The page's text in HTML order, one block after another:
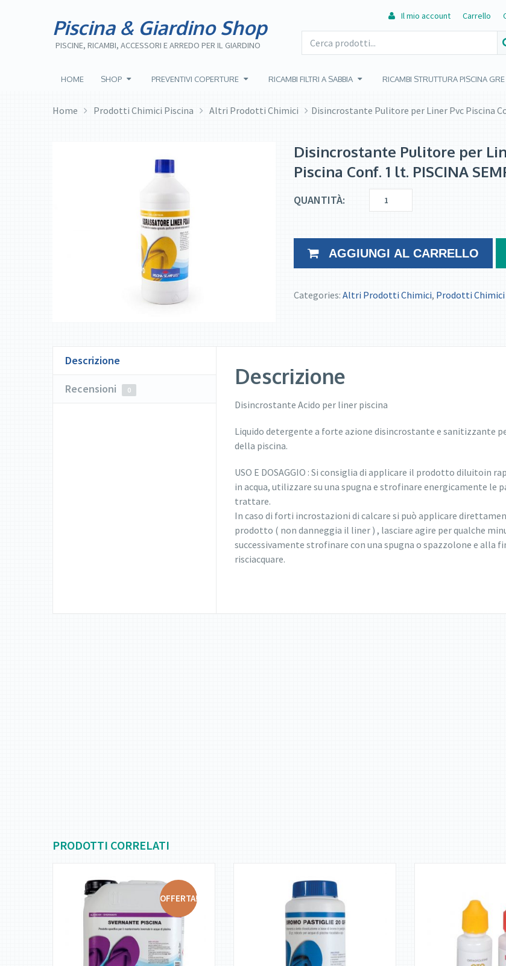
Piscina & Giardino Shop
PISCINE, RICAMBI, ACCESSORI E ARREDO PER IL GIARDINO
Il mio account Carrello
HOME SHOP PREVENTIVI COPERTURE RICAMBI FILTRI A SABBIA RICAMBI STRUTTURA PISCINA GRE
Home Prodotti Chimici Piscina Altri Prodotti Chimici Disincrostante Pulitore per Liner Pvc Piscina
Disincrostante Pulitore per
Piscina Conf. 1 lt. PISCINA
QUANTITÀ:
AGGIUNGI AL CARRELLO
Categories: Altri Prodotti Chimici, Prodotti Chimici
Descrizione
Recensioni 0
Descrizione
Disincrostante Acido per liner piscina
Liquido detergente a forte azione disincrostante e sanitizzante
della piscina.
USO E DOSAGGIO : Si consiglia di applicare il prodotto diluitoin
in acqua, utilizzare su una spugna e strofinare energicamente le
trattare.
In caso di forti incrostazioni di calcare si può applicare
prodotto ( non danneggia il liner ) , lasciare agire per qualche
successivamente strofinare con una spugna o spazzolone e alla
risciacquare.
PRODOTTI CORRELATI
OFFERTA!
DETTAGLI DETTAGLI